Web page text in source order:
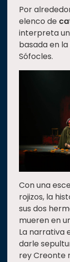
educativa
Estudiantes
Rectoría
Investigación
Universiada
Por
elenco de
interpreta
basada en
Sófocles.
Con una
rojizos, la
sus dos
mueren en
La narrativa
darle
rey Creonte